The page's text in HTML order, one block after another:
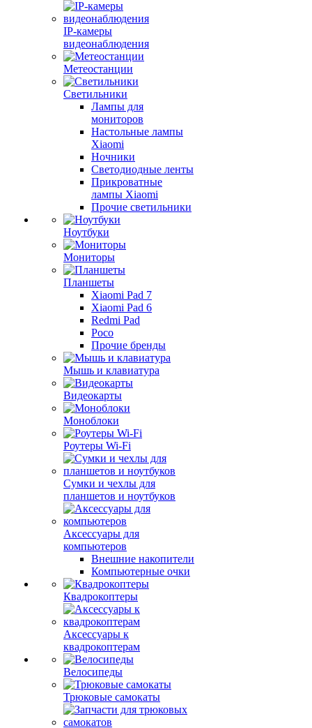
IP-камеры
видеонаблюдения
Метеостанции
Светильники
Лампы для
мониторов
Настольные лампы
Xiaomi
Ночники
Светодиодные ленты
Прикроватные
лампы Xiaomi
Прочие светильники
Ноутбуки
Мониторы
Планшеты
Xiaomi Pad 7
Xiaomi Pad 6
Redmi Pad
Poco
Прочие бренды
Мышь и клавиатура
Видеокарты
Моноблоки
Роутеры Wi-Fi
Сумки и чехлы для
планшетов и ноутбуков
Аксессуары для
компьютеров
Внешние накопители
Компьютерные очки
Квадрокоптеры
Аксессуары к
квадрокоптерам
Велосипеды
Трюковые самокаты